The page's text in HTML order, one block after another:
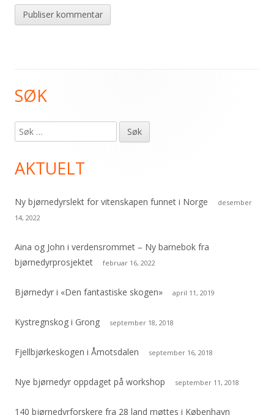
Primær
sidekolonne
SØK
Søk
etter:
AKTUELT
Ny bjørnedyrslekt for vitenskapen funnet i Norge
desember
14, 2022
Aina og John i verdensrommet – Ny barnebok fra
bjørnedyrprosjektet
februar 16, 2022
Bjørnedyr i «Den fantastiske skogen» april 11, 2019
Kystregnskog i Grong september 18, 2018
Fjellbjørkeskogen i Åmotsdalen september 16, 2018
Nye bjørnedyr oppdaget på workshop september 11, 2018
140 bjørnedyrforskere fra 28 land møttes i København